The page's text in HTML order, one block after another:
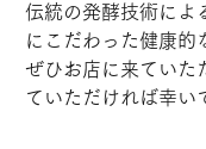
伝統の発酵技術によ
にこだわった健康的
ぜひお店に来ていた
ていただければ幸い